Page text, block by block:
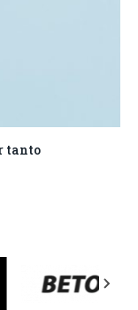
tanto